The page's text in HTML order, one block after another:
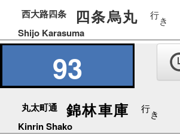
西大路四条 四条烏丸 行き
Shijo Karasuma
93
丸太町通 錦林車庫 行き
Kinrin Shako